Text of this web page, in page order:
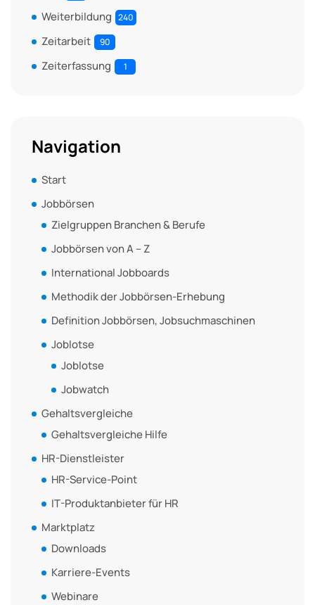
Weiterbildung 240
Zeitarbeit 90
Zeiterfassung 1
Navigation
Start
Jobbörsen
Zielgruppen Branchen & Berufe
Jobbörsen von A – Z
International Jobboards
Methodik der Jobbörsen-Erhebung
Definition Jobbörsen, Jobsuchmaschinen
Joblotse
Joblotse
Jobwatch
Gehaltsvergleiche
Gehaltsvergleiche Hilfe
HR-Dienstleister
HR-Service-Point
IT-Produktanbieter für HR
Marktplatz
Downloads
Karriere-Events
Webinare